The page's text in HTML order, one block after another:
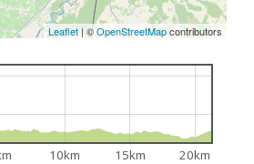
Leaflet | ©OpenStreetMapcontributors
10km 15km 20km